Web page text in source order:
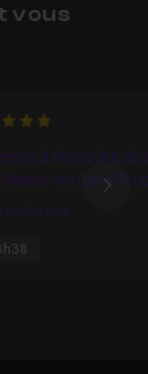
vous
à résoudre
en
Ustariz